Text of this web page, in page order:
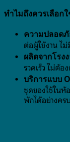
ทำไมถึงควรเลือก
ความปลอด
ต่อผู้ใช้งาน ไม่
ผลิตจากโรง
รวดเร็ว ไม่ต้อ
บริการแบบ
ชุดของใช้ในห้
พักได้อย่างคร